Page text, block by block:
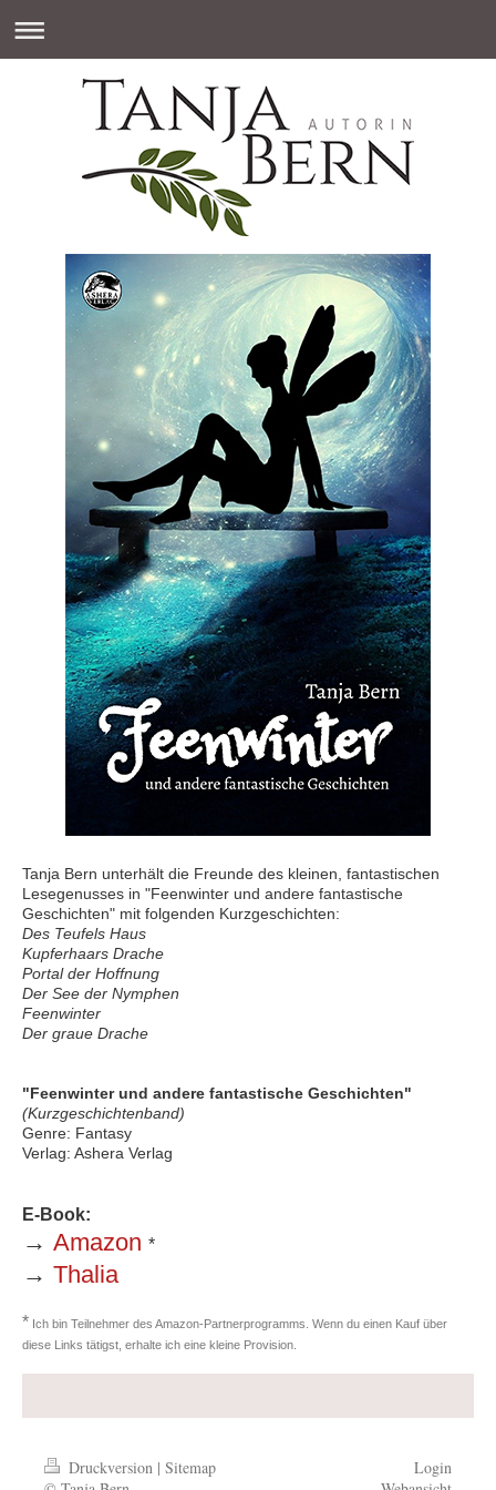
Tanja Bern unterhält die Freunde des kleinen, fantastischen
Lesegenusses in "Feenwinter und andere fantastische
Geschichten" mit folgenden Kurzgeschichten:
Des Teufels Haus
Kupferhaars Drache
Portal der Hoffnung
Der See der Nymphen
Feenwinter
Der graue Drache
"Feenwinter und andere fantastische Geschichten"
(Kurzgeschichtenband)
Genre: Fantasy
Verlag: Ashera Verlag
E-Book:
→ Amazon *
→ Thalia
* Ich bin Teilnehmer des Amazon-Partnerprogramms. Wenn du einen Kauf über
diese Links tätigst, erhalte ich eine kleine Provision.
Druckversion | Sitemap
Login